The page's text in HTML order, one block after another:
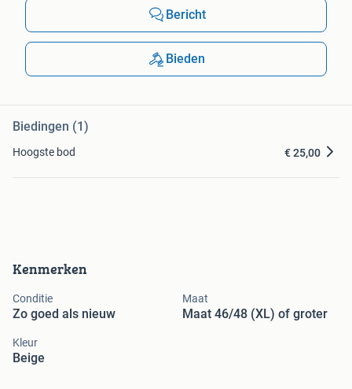
Kenmerken
Conditie
Zo goed als nieuw
Maat
Maat 46/48 (XL) of groter
Kleur
Beige
Bericht
Bieden
Biedingen (1)
Hoogste bod € 25,00